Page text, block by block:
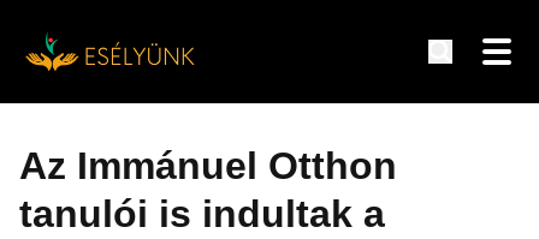
tartalomra
Az Immánuel Otthon
tanulói is indultak a